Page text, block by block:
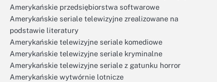
Amerykańskie przedsiębiorstwa softwarowe
Amerykańskie seriale telewizyjne zrealizowane na
podstawie literatury
Amerykańskie telewizyjne seriale komediowe
Amerykańskie telewizyjne seriale kryminalne
Amerykańskie telewizyjne seriale z gatunku horror
Amerykańskie wytwórnie lotnicze